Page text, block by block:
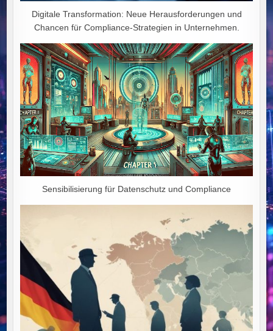
Digitale Transformation: Neue Herausforderungen und
Chancen für Compliance-Strategien in Unternehmen.
Sensibilisierung für Datenschutz und Compliance